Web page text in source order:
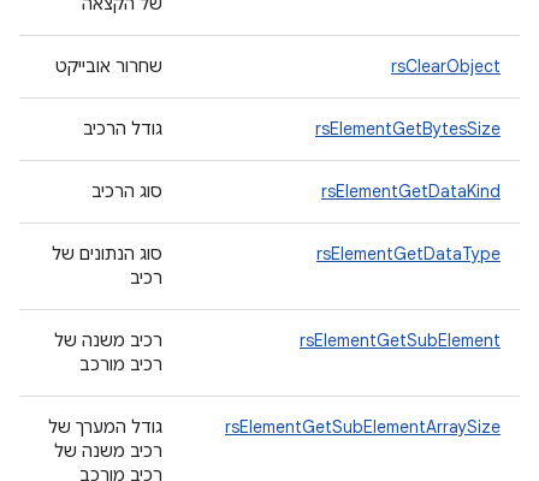
rsClearObject שחרור אובייקט
rsElementGetBytesSize גודל הרכיב
rsElementGetDataKind סוג הרכיב
rsElementGetDataType
סוג הנתונים של
רכיב
rsElementGetSubElement
רכיב משנה של
רכיב מורכב
rsElementGetSubElementArraySize
גודל המערך של
רכיב משנה של
רכיב מורכב